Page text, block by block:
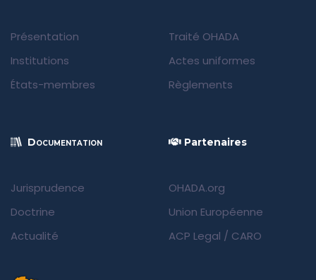
Présentation
Institutions
États-membres
Traité OHADA
Actes uniformes
Règlements
Documentation
Jurisprudence
Doctrine
Actualité
Partenaires
OHADA.org
Union Européenne
ACP Legal / CARO